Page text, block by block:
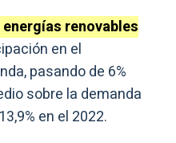
energías renovables
en el
pasando de 6%
sobre la demanda
en el 2022.